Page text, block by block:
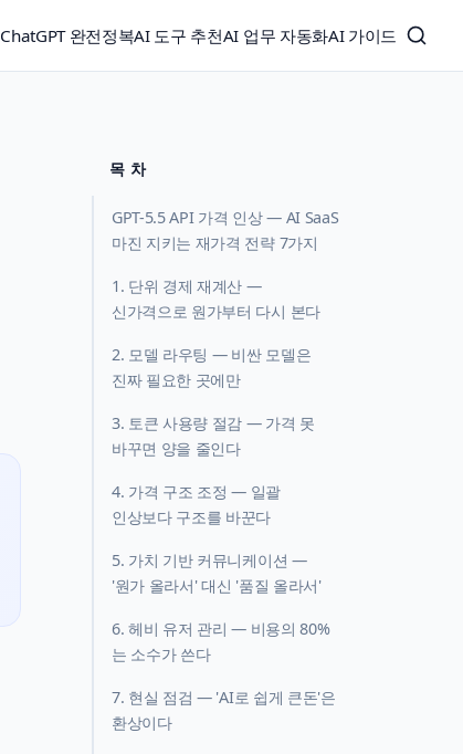
ChatGPT 완전정복AI 도구 추천AI 업무 자동화AI 가이드
목 차
GPT-5.5 API 가격 인상 — AI SaaS
마진 지키는 재가격 전략 7가지
1. 단위 경제 재계산 —
신가격으로 원가부터 다시 본다
2. 모델 라우팅 — 비싼 모델은
진짜 필요한 곳에만
3. 토큰 사용량 절감 — 가격 못
바꾸면 양을 줄인다
4. 가격 구조 조정 — 일괄
인상보다 구조를 바꾼다
5. 가치 기반 커뮤니케이션 —
'원가 올라서' 대신 '품질 올라서'
6. 헤비 유저 관리 — 비용의 80%
는 소수가 쓴다
7. 현실 점검 — 'AI로 쉽게 큰돈'은
환상이다